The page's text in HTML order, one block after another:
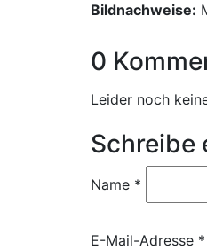
Bildnachweise:
0
Leider noch
Schreibe
Name *
E-Mail-Adresse *